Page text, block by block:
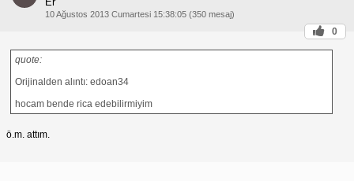
10 Ağustos 2013 Cumartesi 15:38:05 (350 mesaj)
0
quote:
Orijinalden alıntı: edoan34
hocam bende rica edebilirmiyim
ö.m. attım.